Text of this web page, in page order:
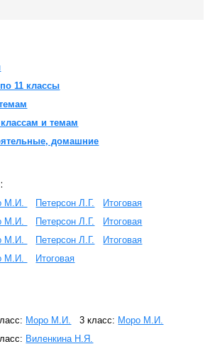
11 классы
и темам
домашние
М.И. Петерсон Л.Г.
Итоговая
М.И. Петерсон Л.Г.
Итоговая
М.И. Петерсон Л.Г.
Итоговая
М.И. Итоговая
Моро М.И. 3 класс: Моро М.И.
Виленкина Н.Я.